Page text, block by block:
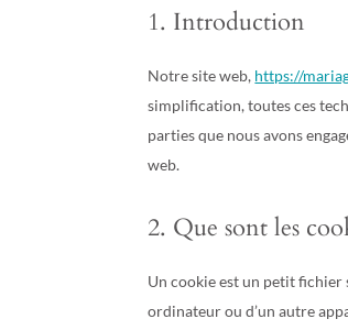
1. Introduction
Notre site web, https://
simplification, toutes ces
parties que nous avons
web.
2. Que sont les
Un cookie est un petit fichier
ordinateur ou d’un autre